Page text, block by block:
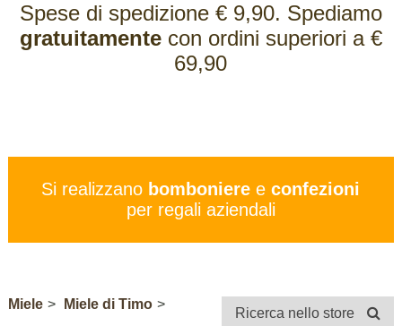
DOVE SIAMO
CONTATTI
Spese di spedizione € 9,90. Spediamo
gratuitamentecon ordini superiori a €
69,90
Si realizzano bomboniere econfezioni
per regali aziendali
Ricerca nello store
Miele > Miele di Timo >